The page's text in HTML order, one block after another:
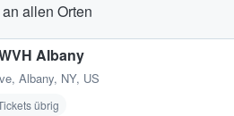
allen Orten
Albany
, Albany, NY, US
übrig